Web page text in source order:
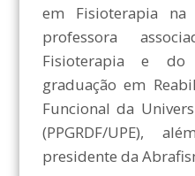
em Fisioterapia
professora
Fisioterapia e do
graduação em
Funcional da
(PPGRDF/UPE),
presidente da